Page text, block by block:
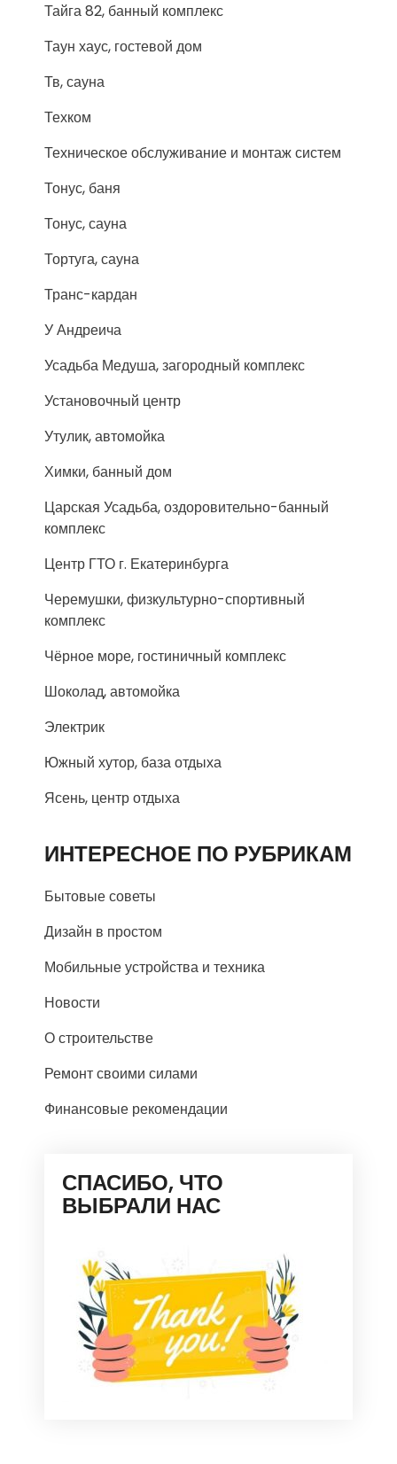
Тайга 82, банный комплекс
Таун хаус, гостевой дом
Тв, сауна
Техком
Техническое обслуживание и монтаж систем
Тонус, баня
Тонус, сауна
Тортуга, сауна
Транс-кардан
У Андреича
Усадьба Медуша, загородный комплекс
Установочный центр
Утулик, автомойка
Химки, банный дом
Царская Усадьба, оздоровительно-банный
комплекс
Центр ГТО г. Екатеринбурга
Черемушки, физкультурно-спортивный
комплекс
Чёрное море, гостиничный комплекс
Шоколад, автомойка
Электрик
Южный хутор, база отдыха
Ясень, центр отдыха
ИНТЕРЕСНОЕ ПО РУБРИКАМ
Бытовые советы
Дизайн в простом
Мобильные устройства и техника
Новости
О строительстве
Ремонт своими силами
Финансовые рекомендации
СПАСИБО, ЧТО
ВЫБРАЛИ НАС